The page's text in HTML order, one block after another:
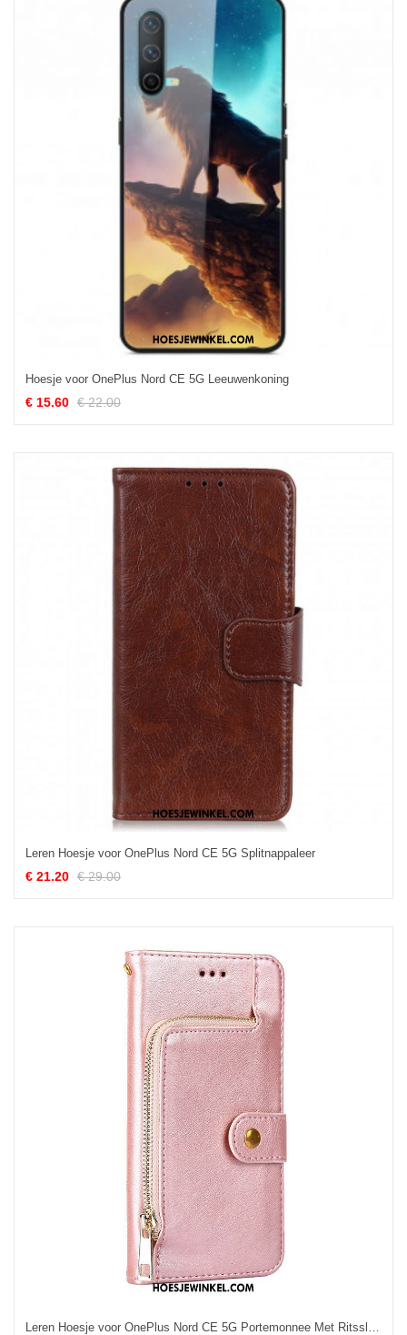
Hoesje voor OnePlus Nord CE 5G Leeuwenkoning
€ 15.60 € 22.00
Leren Hoesje voor OnePlus Nord CE 5G Splitnappaleer
€ 21.20 € 29.00
Leren Hoesje voor OnePlus Nord CE 5G Portemonnee Met Ritssluiting